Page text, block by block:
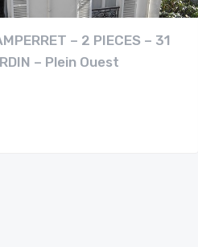
– 2 PIECES – 31
– Plein Ouest